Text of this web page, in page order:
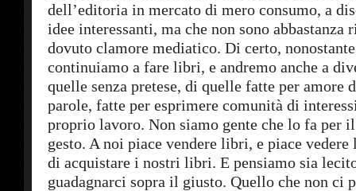
dell’editoria in mercato di mero consumo, a
idee interessanti, ma che non sono abbastanza
dovuto clamore mediatico. Di certo,
continuiamo a fare libri, e andremo anche a
quelle senza pretese, di quelle fatte per amore
parole, fatte per esprimere comunità di
proprio lavoro. Non siamo gente che lo fa per
gesto. A noi piace vendere libri, e piace
di acquistare i nostri libri. E pensiamo sia
guadagnarci sopra il giusto. Quello che non ci